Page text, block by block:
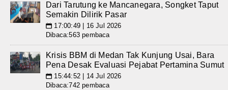
Dari Tarutung ke Mancanegara, Songket Taput
Semakin Dilirik Pasar
📅 17:00:49 | 16 Jul 2026
Dibaca:563 pembaca
Krisis BBM di Medan Tak Kunjung Usai, Bara
Pena Desak Evaluasi Pejabat Pertamina Sumut
📅 15:44:52 | 14 Jul 2026
Dibaca:742 pembaca